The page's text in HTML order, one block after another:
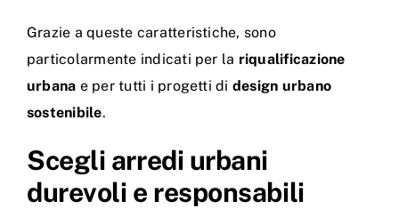
Grazie a queste caratteristiche, sono
particolarmente indicati per la riqualificazione
urbana e per tutti i progetti di design urbano
sostenibile.
Scegli arredi urbani
durevoli e responsabili